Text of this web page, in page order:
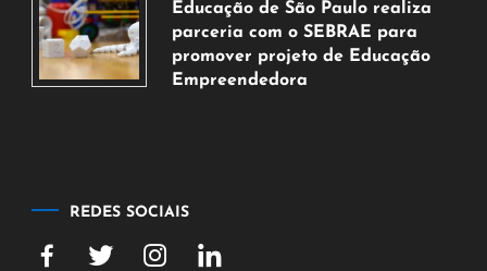
agosto
de
2026
Educação de São Paulo realiza
parceria com o SEBRAE para
promover projeto de Educação
Empreendedora
2026
REDES SOCIAIS